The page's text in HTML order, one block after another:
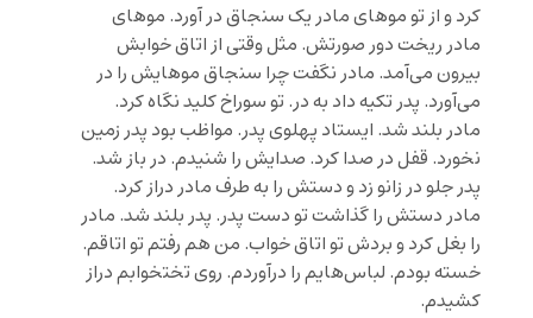
کرد و از تو موهای مادر یک سنجاق در آورد. موهای
مادر ریخت دور صورتش. مثل وقتی از اتاق خوابش
بیرون می‌آمد. مادر نگفت چرا سنجاق موهایش را در
می‌آورد. پدر تکیه داد به در. تو سوراخ کلید نگاه کرد.
مادر بلند شد. ایستاد پهلوی پدر. مواظب بود پدر زمین
نخورد. قفل در صدا کرد. صدایش را شنیدم. در باز شد.
پدر جلو در زانو زد و دستش را به طرف مادر دراز کرد.
مادر دستش را گذاشت تو دست پدر. پدر بلند شد. مادر
را بغل کرد و بردش تو اتاق خواب. من هم رفتم تو اتاقم.
خسته بودم. لباس‌هایم را درآوردم. روی تختخوابم دراز
کشیدم.